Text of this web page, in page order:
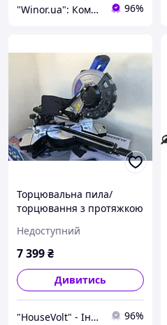
"Winor.ua": Комфортний шопінг 24/7! 96%
Торцювальна пила/
торцювання з протяжкою
2500 Вт.
Недоступний
7 399₴
Дивитись
"HouseVolt" - Інтернет-магазин 96%